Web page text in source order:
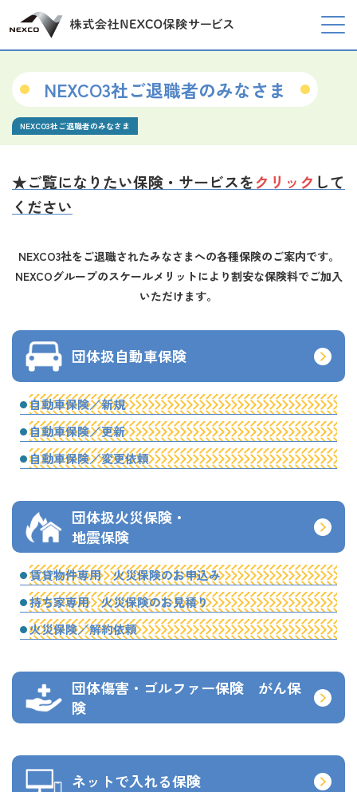
NEXCO3社ご退職者のみなさま
NEXCO3社ご退職者のみなさま
★ご覧になりたい保険・サービスをクリック して
ください
NEXCO3社をご退職されたみなさまへの各種保険のご案内です。
NEXCOグループのスケールメリットにより割安な保険料でご加入
いただけます。
団体扱自動車保険
自動車保険／新規
自動車保険／更新
自動車保険／変更依頼
団体扱火災保険・
地震保険
賃貸物件専用 火災保険のお申込み
持ち家専用 火災保険のお見積り
火災保険／解約依頼
団体傷害・ゴルファー保険 がん保
険
ネットで入れる保険